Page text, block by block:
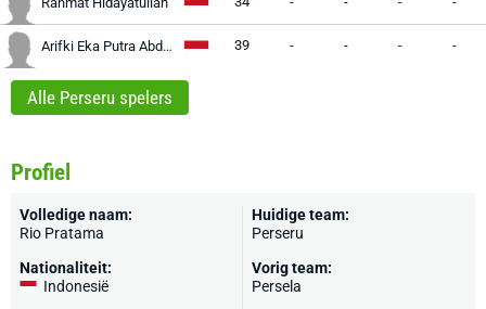
Arifki Eka Putra Abdullah 39 - - - -
Alle Perseru spelers
Profiel
Volledige naam:
Rio Pratama
Nationaliteit:
Indonesië
Huidige team:
Perseru
Vorig team:
Persela